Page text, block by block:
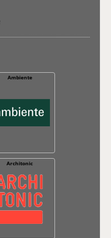
Ambiente
Architonic